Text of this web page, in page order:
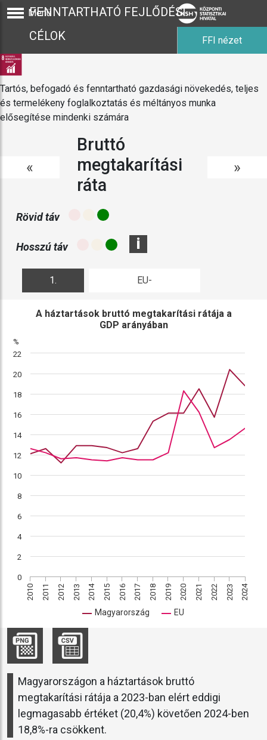
Menü
FENNTARTHATÓ FEJLŐDÉSI
CÉLOK
FFI nézet
Tartós, befogadó és fenntartható gazdasági növekedés, teljes
és termelékeny foglalkoztatás és méltányos munka
elősegítése mindenki számára
«
Bruttó
megtakarítási
ráta
»
Rövid táv
Hosszú táv i
1. EU-
%
A háztartások bruttó megtakarítási rátája a
GDP arányában
2010 2011 2012 2013 2014 2015 2016 2017 2018 2019 2020 2021 2022 2023 2024
0
2
4
6
8
10
12
14
16
18
20
22
Magyarország EU
Magyarországon a háztartások bruttó
megtakarítási rátája a 2023-ban elért eddigi
legmagasabb értéket (20,4%) követően 2024-ben
18,8%-ra csökkent.